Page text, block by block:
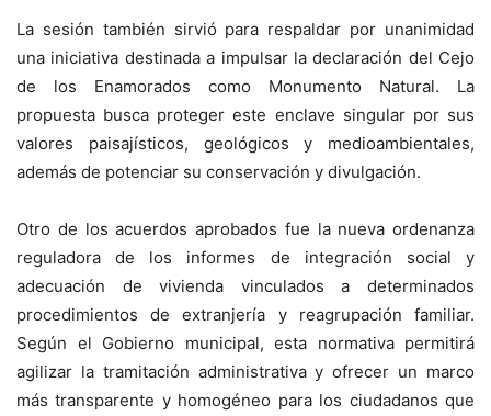
La sesión también sirvió para respaldar por unanimidad
una iniciativa destinada a impulsar la declaración del Cejo
de los Enamorados como Monumento Natural. La
propuesta busca proteger este enclave singular por sus
valores paisajísticos, geológicos y medioambientales,
además de potenciar su conservación y divulgación.
Otro de los acuerdos aprobados fue la nueva ordenanza
reguladora de los informes de integración social y
adecuación de vivienda vinculados a determinados
procedimientos de extranjería y reagrupación familiar.
Según el Gobierno municipal, esta normativa permitirá
agilizar la tramitación administrativa y ofrecer un marco
más transparente y homogéneo para los ciudadanos que